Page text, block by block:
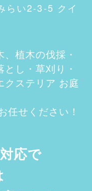
らい2-3-5 クイ
、植木の伐採・
し・草刈り・
クステリア お庭
任せください！
応で